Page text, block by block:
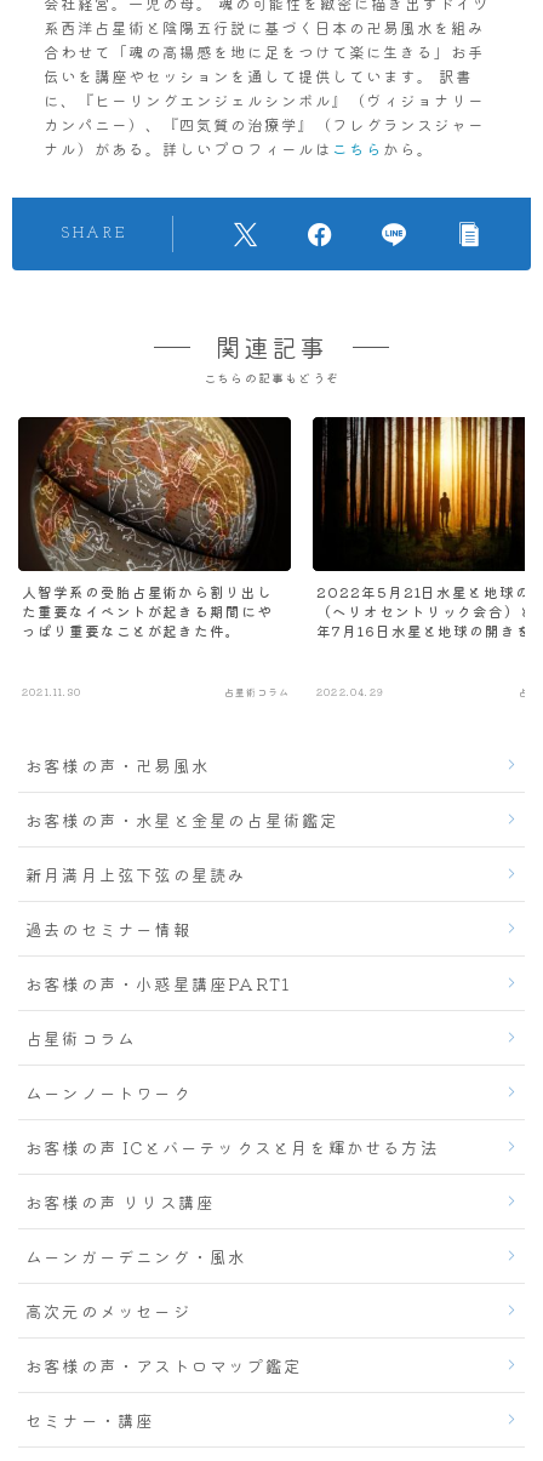
系西洋占星術と陰陽五行説に基づく日本の卍易風水を組み
合わせて「魂の高揚感を地に足をつけて楽に生きる」お手
伝いを講座やセッションを通して提供しています。 訳書
に、『ヒーリングエンジェルシンボル』（ヴィジョナリー
カンパニー）、『四気質の治療学』（フレグランスジャー
ナル）がある。詳しいプロフィールは こちら から。
SHARE
関連記事
こちらの記事もどうぞ
人智学系の受胎占星術から割り出し
た重要なイベントが起きる期間にや
っぱり重要なことが起きた件。
2021.11.30 占星術コラム
2022年5月21日水星と地球の
（ヘリオセントリック会合）
年7月16日水星と地球の開きを
2022.04.29 占
お客様の声・卍易風水
お客様の声・水星と金星の占星術鑑定
新月満月上弦下弦の星読み
過去のセミナー情報
お客様の声・小惑星講座PART1
占星術コラム
ムーンノートワーク
お客様の声 ICとバーテックスと月を輝かせる方法
お客様の声 リリス講座
ムーンガーデニング・風水
高次元のメッセージ
お客様の声・アストロマップ鑑定
セミナー・講座